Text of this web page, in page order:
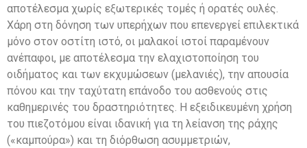
αποτέλεσμα χωρίς εξωτερικές τομές ή ορατές ουλές.
Χάρη στη δόνηση των υπερήχων που επενεργεί επιλεκτικά
μόνο στον οστίτη ιστό, οι μαλακοί ιστοί παραμένουν
ανέπαφοι, με αποτέλεσμα την ελαχιστοποίηση του
οιδήματος και των εκχυμώσεων (μελανιές), την απουσία
πόνου και την ταχύτατη επάνοδο του ασθενούς στις
καθημερινές του δραστηριότητες. Η εξειδικευμένη χρήση
του πιεζοτόμου είναι ιδανική για τη λείανση της ράχης
(«καμπούρα») και τη διόρθωση ασυμμετριών,